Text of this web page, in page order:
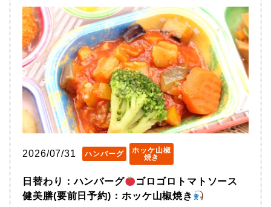
2026/07/31 ハンバーグ
ホッケ山椒
焼き
日替わり：ハンバーグ
ゴロゴロトマトソース
健美膳(要前日予約)：ホッケ山椒焼き